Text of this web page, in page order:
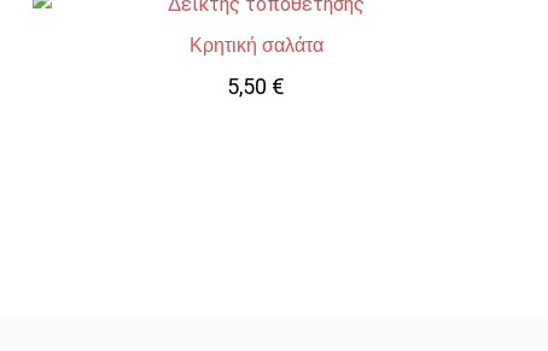
Κρητική σαλάτα
5,50 €